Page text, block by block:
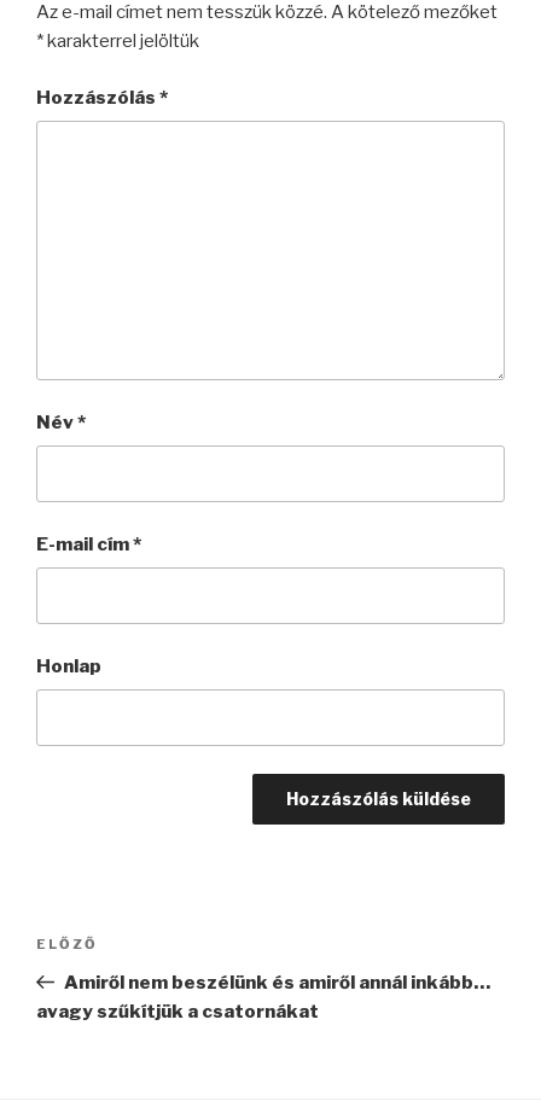
Az e-mail címet nem tesszük közzé. A kötelező mezőket
* karakterrel jelöltük
Hozzászólás *
Név*
E-mail cím*
Honlap
Bejegyzés
Korábbi
bejegyzés
ELŐZŐ
Amiről nem beszélünk és amiről annál inkább…
avagy szűkítjük a csatornákat